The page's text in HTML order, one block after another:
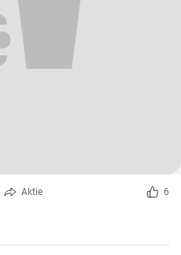
Aktie 6